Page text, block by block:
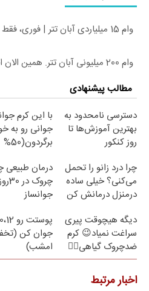
وام 15 میلیاردی آبان تتر | فوری، فقط با احراز هویت
وام 200 میلیونی آبان تتر. همین الان احراز هویت کن!
مطالب پیشنهادی
دسترسی نامحدود به
بهترین آموزش‌ها تا
روز کنکور
با این کرم
جوانی رو به
برگردون(50%
چرا درد زانو را تحمل
می‌کنی؟ خیلی ساده
درمنزل درمانش کن
درمان طبیعی
جوانساز
دیگه هیچوقت پیری
سراغت نمیاد😉 کرم
ضدچروک گیاهی👈🏻
45%تخفیف
جوان کن
امشب)
اخبار مرتبط